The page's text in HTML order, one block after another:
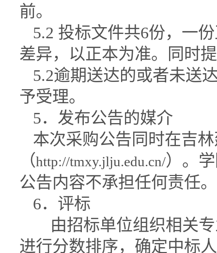
前。
5.2 投标文件共6份，一
差异，以正本为准。同时
5.2逾期送达的或者未送
予受理。
5．发布公告的媒介
本次采购公告同时在吉
（http://tmxy.jlju.edu.cn/）。
公告内容不承担任何责任。
6．评标
由招标单位组织相关
进行分数排序，确定中标